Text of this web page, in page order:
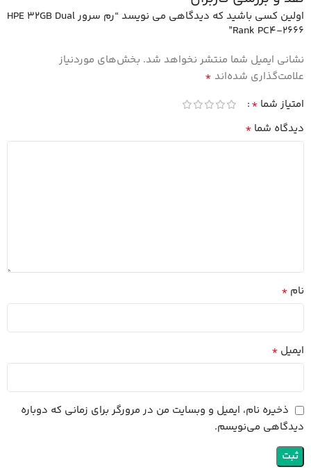
اولین کسی باشید که دیدگاهی می نویسد “رم سرور HPE 32GB Dual
Rank PC4-2666”
نشانی ایمیل شما منتشر نخواهد شد. بخش‌های موردنیاز
علامت‌گذاری شده‌اند *
امتیاز شما *
دیدگاه شما *
نام *
ایمیل *
ذخیره نام، ایمیل و وبسایت من در مرورگر برای زمانی که دوباره
دیدگاهی می‌نویسم.